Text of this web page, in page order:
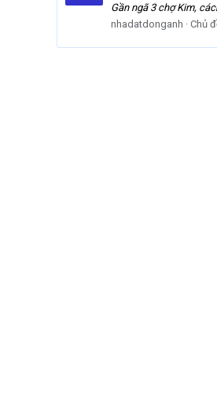
Gần ngã 3 chợ Kim,
nhadatdonganh
Chủ